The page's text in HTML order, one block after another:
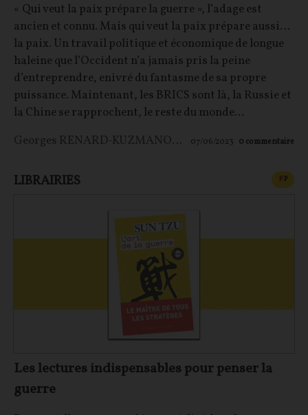
« Qui veut la paix prépare la guerre », l’adage est
ancien et connu. Mais qui veut la paix prépare aussi…
la paix. Un travail politique et économique de longue
haleine que l’Occident n’a jamais pris la peine
d’entreprendre, enivré du fantasme de sa propre
puissance. Maintenant, les BRICS sont là, la Russie et
la Chine se rapprochent, le reste du monde...
Georges RENARD-KUZMANOVIC
07/06/2023 0 commentaire
LIBRAIRIES FP
Les lectures indispensables pour penser la
guerre